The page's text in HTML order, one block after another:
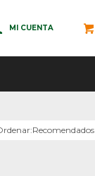
Recomendados